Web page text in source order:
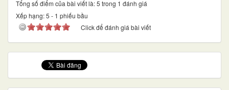
Tổng số điểm của bài viết là: 5 trong 1 đánh giá
Xếp hạng:5 - 1 phiếu bầu
Click để đánh giá bài viết